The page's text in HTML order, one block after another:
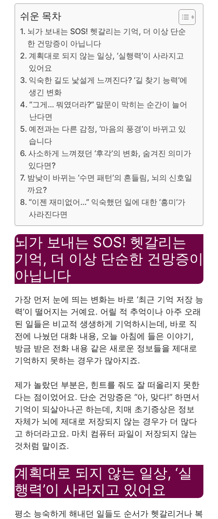
쉬운 목차
뇌가 보내는 SOS! 헷갈리는 기억, 더 이상 단순
한 건망증이 아닙니다
계획대로 되지 않는 일상, ‘실행력’이 사라지고
있어요
익숙한 길도 낯설게 느껴진다? ‘길 찾기 능력’에
생긴 변화
“그게… 뭐였더라?” 말문이 막히는 순간이 늘어
난다면
예전과는 다른 감정, ‘마음의 풍경’이 바뀌고 있
습니다
사소하게 느껴졌던 ‘후각’의 변화, 숨겨진 의미가
있다면?
밤낮이 바뀌는 ‘수면 패턴’의 흔들림, 뇌의 신호일
까요?
“이젠 재미없어…” 익숙했던 일에 대한 ‘흥미’가
사라진다면
뇌가 보내는 SOS! 헷갈리는
기억, 더 이상 단순한 건망증이
아닙니다
가장 먼저 눈에 띄는 변화는 바로 ‘최근 기억 저장 능
력’이 떨어지는 거예요. 어릴 적 추억이나 아주 오래
된 일들은 비교적 생생하게 기억하시는데, 바로 직
전에 나눴던 대화 내용, 오늘 아침에 들은 이야기,
방금 받은 전화 내용 같은 새로운 정보들을 제대로
기억하지 못하는 경우가 많아지죠.
제가 놀랐던 부분은, 힌트를 줘도 잘 떠올리지 못한
다는 점이었어요. 단순 건망증은 “아, 맞다!” 하면서
기억이 되살아나곤 하는데, 치매 초기증상은 정보
자체가 뇌에 제대로 저장되지 않는 경우가 더 많다
고 하더라고요. 마치 컴퓨터 파일이 저장되지 않는
것처럼 말이죠.
계획대로 되지 않는 일상, ‘실
행력’이 사라지고 있어요
평소 능숙하게 해내던 일들도 순서가 헷갈리거나 복